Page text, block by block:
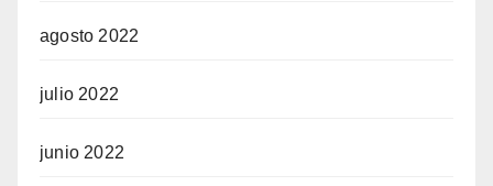
agosto 2022
julio 2022
junio 2022